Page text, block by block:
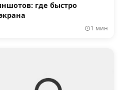
где быстро
1 мин